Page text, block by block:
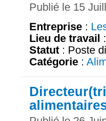
Publié le 15
Entreprise :
Lieu de travail :
Statut : Poste
Catégorie :